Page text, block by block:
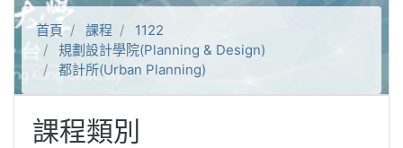
首頁 課程
1122
規劃設計學院(Planning & Design)
都計所(Urban Planning)
課程類別